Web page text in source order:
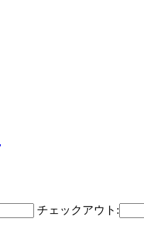
チェックアウト: